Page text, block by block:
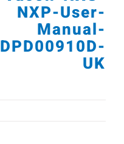
NXP-User-
Manual-
DPD00910D-
UK